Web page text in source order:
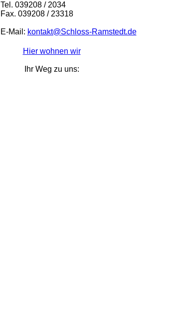
Tel. 039208 / 2034
Fax. 039208 / 23318
E-Mail: kontakt@Schloss-Ramstedt.de
Hier wohnen wir
Ihr Weg zu uns: